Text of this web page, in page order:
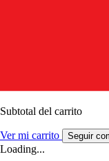
Subtotal del carrito
Ver mi carrito Seguir
Loading...